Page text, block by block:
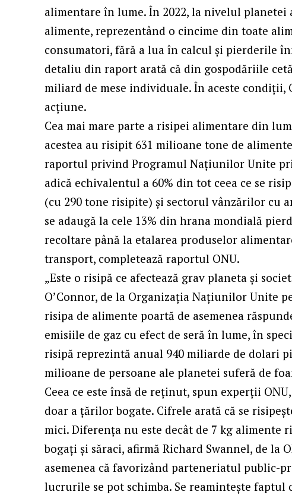
alimentare în lume. În 2022, la nivelul
alimente, reprezentând o cincime din toate
consumatori, fără a lua în calcul și pierderile
detaliu din raport arată că din gospodăriile
miliard de mese individuale. În aceste condiții,
acțiune.
Cea mai mare parte a risipei alimentare din
acestea au risipit 631 milioane tone de
raportul privind Programul Națiunilor Unite
adică echivalentul a 60% din tot ceea ce se
(cu 290 tone risipite) și sectorul vânzărilor cu
se adaugă la cele 13% din hrana mondială
recoltare până la etalarea produselor
transport, completează raportul ONU.
„Este o risipă ce afectează grav planeta și
O’Connor, de la Organizația Națiunilor Unite
risipa de alimente poartă de asemenea
emisiile de gaz cu efect de seră în lume, în
risipă reprezintă anual 940 miliarde de dolari
milioane de persoane ale planetei suferă de
Ceea ce este însă de reținut, spun experții
doar a țărilor bogate. Cifrele arată că se
mici. Diferența nu este decât de 7 kg alimente
bogați și săraci, afirmă Richard Swannel, de la
asemenea că favorizând parteneriatul public-
lucrurile se pot schimba. Se reamintește faptul